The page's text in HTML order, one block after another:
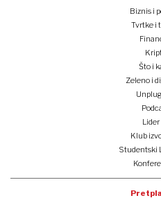
Biznis i
Tvrtke i
Što i
Zeleno i
Lider
Klub
Studentski